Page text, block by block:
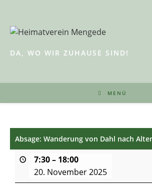
springen
DA, WO WIR ZUHAUSE SIND!
MENÜ
Absage: Wanderung von Dahl nach
7:30– 18:00
20. November 2025